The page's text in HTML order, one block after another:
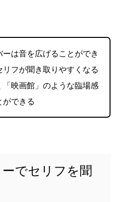
ーは音を広げることができ
リフが聞き取りやすくなる
「映画館」のような臨場感
ができる
でセリフを聞